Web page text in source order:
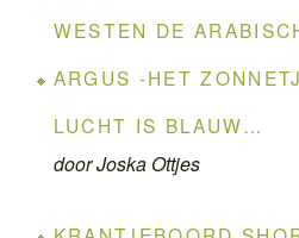
WESTEN DE
ARGUS -HET
LUCHT IS BLAUW…
door Joska Ottjes